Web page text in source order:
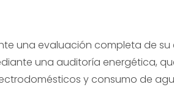
una evaluación completa de
una auditoría energética,
y consumo de